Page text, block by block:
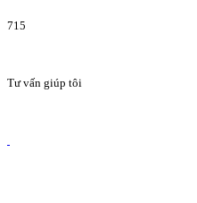
715
Tư vấn giúp tôi